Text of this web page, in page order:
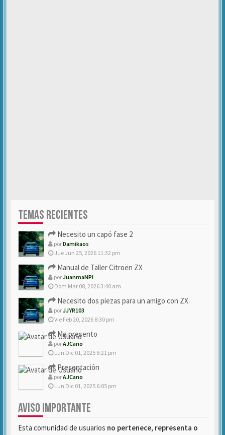
TEMAS RECIENTES
Necesito un capó fase 2
porDamikaos
Jue Jun 25, 2026 11:32 pm
Manual de Taller Citroën ZX
porJuanmaNPI
Dom Mar 08, 2026 3:40 am
Necesito dos piezas para un amigo con ZX.
porJJYR103
Vie Feb 20, 2026 8:30 pm
Me presento
porAJCano
Lun Dic 01, 2025 6:21 pm
Presentación
porAJCano
Lun Dic 01, 2025 6:05 pm
AVISO IMPORTANTE
Esta comunidad de usuarios no pertenece, representa o